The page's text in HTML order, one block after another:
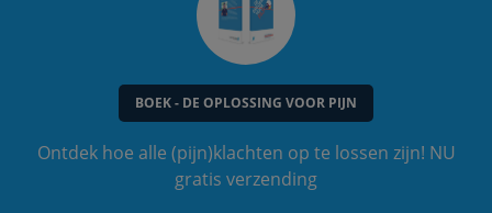
BOEK - DE OPLOSSING VOOR PIJN
Ontdek hoe alle (pijn)klachten op te lossen zijn! NU
gratis verzending